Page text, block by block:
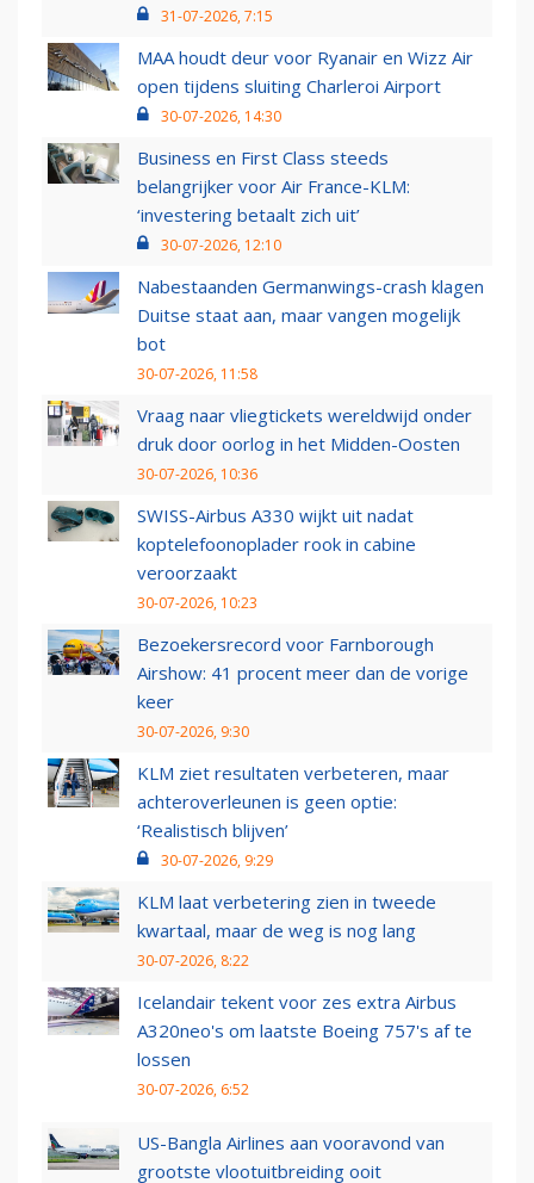
31-07-2026, 7:15
MAA houdt deur voor Ryanair en Wizz Air
open tijdens sluiting Charleroi Airport
30-07-2026, 14:30
Business en First Class steeds
belangrijker voor Air France-KLM:
‘investering betaalt zich uit’
30-07-2026, 12:10
Nabestaanden Germanwings-crash klagen
Duitse staat aan, maar vangen mogelijk
bot
30-07-2026, 11:58
Vraag naar vliegtickets wereldwijd onder
druk door oorlog in het Midden-Oosten
30-07-2026, 10:36
SWISS-Airbus A330 wijkt uit nadat
koptelefoonoplader rook in cabine
veroorzaakt
30-07-2026, 10:23
Bezoekersrecord voor Farnborough
Airshow: 41 procent meer dan de vorige
keer
30-07-2026, 9:30
KLM ziet resultaten verbeteren, maar
achteroverleunen is geen optie:
‘Realistisch blijven’
30-07-2026, 9:29
KLM laat verbetering zien in tweede
kwartaal, maar de weg is nog lang
30-07-2026, 8:22
Icelandair tekent voor zes extra Airbus
A320neo's om laatste Boeing 757's af te
lossen
30-07-2026, 6:52
US-Bangla Airlines aan vooravond van
grootste vlootuitbreiding ooit